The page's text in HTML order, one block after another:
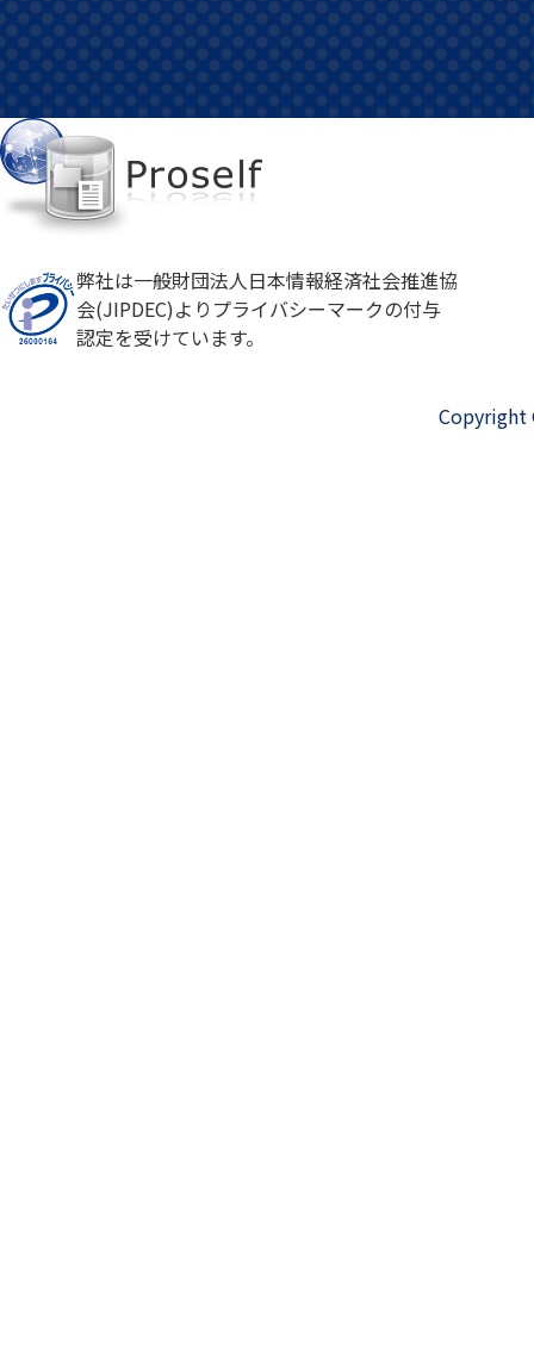
弊社は一般財団法人日本情報経済社会推進協
会(JIPDEC)よりプライバシーマークの付与
認定を受けています。
Copyright